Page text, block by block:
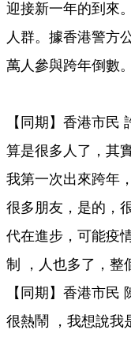
迎接新一年的到來
人群。據香港警方
萬人參與跨年倒數。
【同期】香港市民
算是很多人了，其
我第一次出來跨年
很多朋友，是的，
代在進步，可能疫
制 ，人也多了，整
【同期】香港市民
很熱鬧 ，我想說我